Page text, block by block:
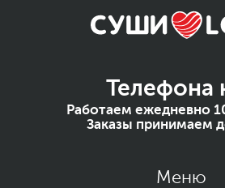
Телефона
Работаем ежедневно
Заказы принимаем
Меню